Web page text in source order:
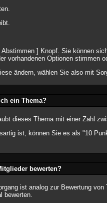
] Knopf. Sie können
vorhandenen Optionen stimmen
ändern, wählen Sie also mit
ein Thema?
dieses Thema mit einer Zahl
ist, können Sie es als "10
bewerten?
ist analog zur Bewertung
bewerten.